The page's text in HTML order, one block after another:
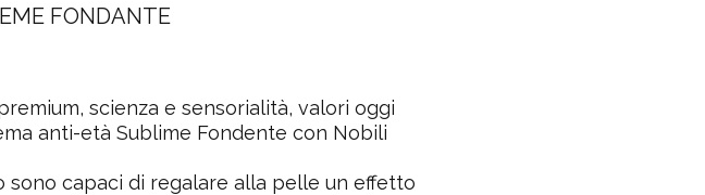
FONDANTE
scienza e sensorialità, valori oggi
anti-età Sublime Fondente con Nobili
sono capaci di regalare alla pelle un effetto